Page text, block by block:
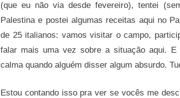
(que eu não via desde fevereiro), tentei
Palestina e postei algumas receitas aqui no
de 25 italianos: vamos visitar o campo,
falar mais uma vez sobre a situação aqui.
calma quando alguém disser algum absurdo.
Estou contando isso pra ver se vocês me